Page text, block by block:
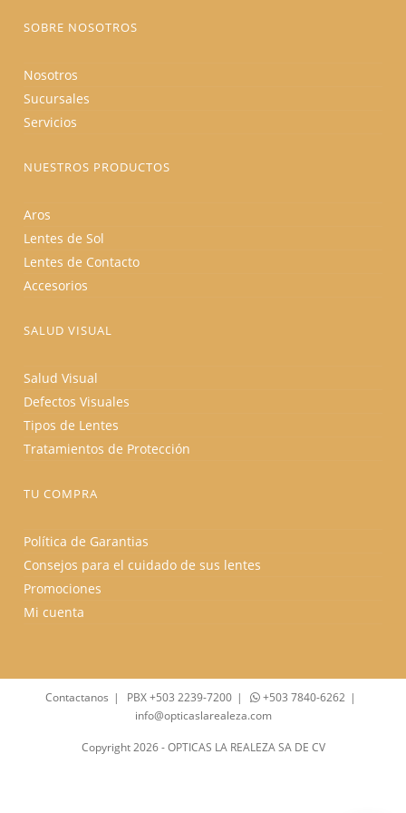
SOBRE NOSOTROS
Nosotros
Sucursales
Servicios
NUESTROS PRODUCTOS
Aros
Lentes de Sol
Lentes de Contacto
Accesorios
SALUD VISUAL
Salud Visual
Defectos Visuales
Tipos de Lentes
Tratamientos de Protección
TU COMPRA
Política de Garantias
Consejos para el cuidado de sus lentes
Promociones
Mi cuenta
Contactanos PBX +503 2239-7200
+503 7840-6262
info@opticaslarealeza.com
Copyright 2026 - OPTICAS LA REALEZA SA DE CV